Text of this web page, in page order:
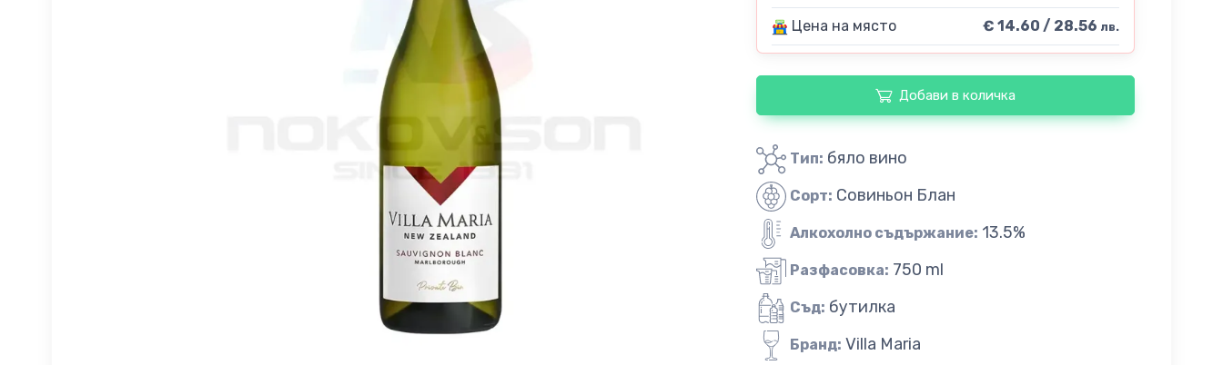
Цена на място € 14.60 / 28.56 лв.
Добави в количка
Тип: бяло вино
Сорт: Совиньон Блан
Алкохолно съдържание: 13.5%
Разфасовка: 750 ml
Съд: бутилка
Бранд: Villa Maria